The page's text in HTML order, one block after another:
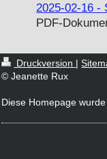
2025-02-16 -
PDF-
Druckversion |
© Jeanette Rux
Diese Homepage